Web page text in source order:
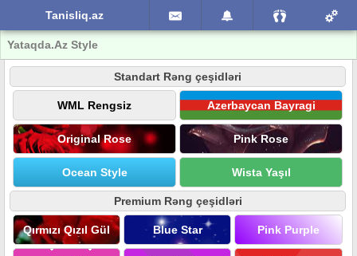
Tanisliq.az
Yataqda.Az Style
Standart Rəng çeşidləri
WML Rengsiz Azerbaycan Bayragi
Original Rose Pink Rose
Ocean Style Wista Yaşıl
Premium Rəng çeşidləri
Qırmızı Qızıl Gül Blue Star Pink Purple